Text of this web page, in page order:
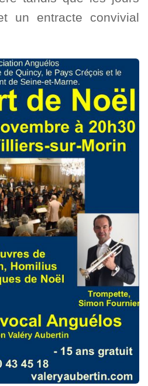
un entracte convivial